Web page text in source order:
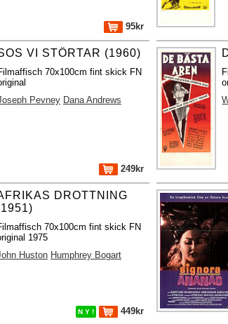
95kr
VI STÖRTAR (1960)
70x100cm fint skick FN
Pevney Dana Andrews
249kr
DROTTNING
70x100cm fint skick FN
1975
Huston Humphrey Bogart
N Y ! 449kr